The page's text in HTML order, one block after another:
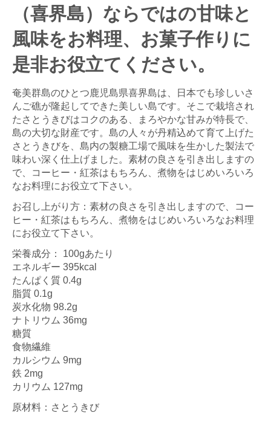
（喜界島）ならではの甘味と
風味をお料理、お菓子作りに
是非お役立てください。
奄美群島のひとつ鹿児島県喜界島は、日本でも珍しいさ
んご礁が隆起してできた美しい島です。そこで栽培され
たさとうきびはコクのある、まろやかな甘みが特長で、
島の大切な財産です。島の人々が丹精込めて育て上げた
さとうきびを、島内の製糖工場で風味を生かした製法で
味わい深く仕上げました。素材の良さを引き出しますの
で、コーヒー・紅茶はもちろん、煮物をはじめいろいろ
なお料理にお役立て下さい。
お召し上がり方：素材の良さを引き出しますので、コー
ヒー・紅茶はもちろん、煮物をはじめいろいろなお料理
にお役立て下さい。
栄養成分： 100gあたり
エネルギー 395kcal
たんぱく質 0.4g
脂質 0.1g
炭水化物 98.2g
ナトリウム 36mg
糖質
食物繊維
カルシウム 9mg
鉄 2mg
カリウム 127mg
原材料：さとうきび